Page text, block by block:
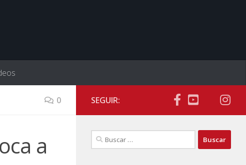
0
a
SEGUIR:
Buscar: